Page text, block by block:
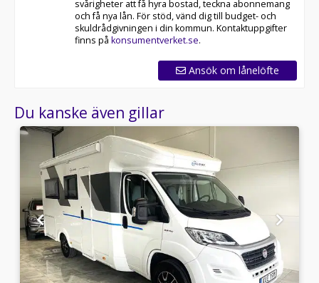
svårigheter att få hyra bostad, teckna abonnemang
och få nya lån. För stöd, vänd dig till budget- och
skuldrådgivningen i din kommun. Kontaktuppgifter
finns på konsumentverket.se.
Ansök om lånelöfte
Du kanske även gillar